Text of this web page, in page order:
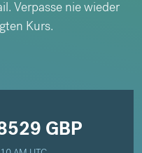
Verpasse nie wieder
Kurs.
GBP